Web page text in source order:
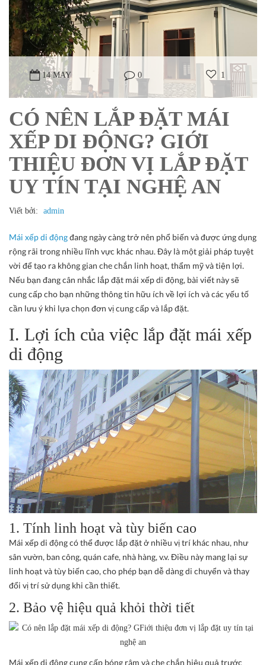
14 MAY 0 1
CÓ NÊN LẮP ĐẶT MÁI
XẾP DI ĐỘNG? GIỚI
THIỆU ĐƠN VỊ LẮP ĐẶT
UY TÍN TẠI NGHỆ AN
Viết bởi: admin
Mái xếp di độngđang ngày càng trở nên phổ biến và được ứng dụng
rộng rãi trong nhiều lĩnh vực khác nhau. Đây là một giải pháp tuyệt
vời để tạo ra không gian che chắn linh hoạt, thẩm mỹ và tiện lợi.
Nếu bạn đang cân nhắc lắp đặt mái xếp di động, bài viết này sẽ
cung cấp cho bạn những thông tin hữu ích về lợi ích và các yếu tố
cần lưu ý khi lựa chọn đơn vị cung cấp và lắp đặt.
I. Lợi ích của việc lắp đặt mái xếp
di động
1. Tính linh hoạt và tùy biến cao
Mái xếp di động có thể được lắp đặt ở nhiều vị trí khác nhau, như
sân vườn, ban công, quán cafe, nhà hàng, v.v. Điều này mang lại sự
linh hoạt và tùy biến cao, cho phép bạn dễ dàng di chuyển và thay
đổi vị trí sử dụng khi cần thiết.
2. Bảo vệ hiệu quả khỏi thời tiết
Mái xếp di động cung cấp bóng râm và che chắn hiệu quả trước